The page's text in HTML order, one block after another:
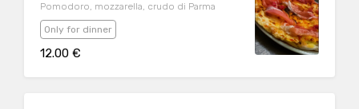
Pomodoro, mozzarella, crudo di Parma
Only for dinner
12.00 €